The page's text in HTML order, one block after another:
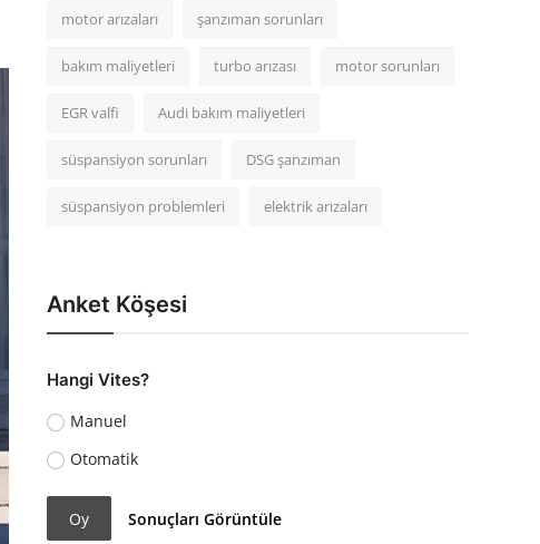
motor arızaları şanzıman sorunları
bakım maliyetleri turbo arızası motor sorunları
EGR valfi Audi bakım maliyetleri
süspansiyon sorunları DSG şanzıman
süspansiyon problemleri elektrik arızaları
Anket Köşesi
Hangi Vites?
Manuel
Otomatik
Oy Sonuçları Görüntüle